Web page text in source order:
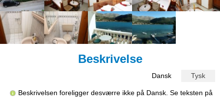
Beskrivelse
Dansk Tysk
Beskrivelsen foreligger desværre ikke på Dansk. Se teksten på